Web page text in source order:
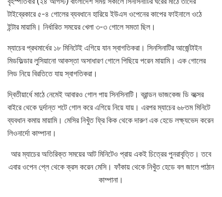
টাইব্রেকারে ৫-৪ গোলের ব্যবধানে হারিয়ে ইউএস ওপেনের কাপের ফাইনালে ওঠে
ইন্টার মায়ামি। নির্ধারিত সময়ের খেলা ৩-৩ গোলে সমতা ছিল।
ম্যাচের প্রথমার্ধের ১৮ মিনিটেই এগিয়ে যান স্বাগতিকরা। সিনসিনাটির আর্জেন্টাইন
মিডফিল্ডার লুসিয়ানো আকস্তা অসাধারণ গোলে পিছিয়ে পরেন মায়ামি। এক গোলের
লিড নিয়ে বিরতিতে যায় স্বাগতিকরা।
দ্বিতীয়ার্ধে মাঠে নেমেই আবারও গোল পায় সিনসিনাটি। ব্রান্ডন ভাজকেজ ডি বক্সের
বাইরে থেকে দুর্দান্ত শটে গোল করে এগিয়ে নিয়ে যায়। এরপর ম্যাচের ৬৮তম মিনিটে
ব্যবধান কমায় মায়ামি। মেসির নিখুঁত ফ্রি কিক থেকে দারুণ এক হেডে লক্ষ্যভেদ করেন
লিওনার্দো কাম্পানা।
আর ম্যাচের অতিরিক্ত সময়ের আট মিনিটেও প্রায় একই চিত্রের পুনরাবৃত্তি। তবে
এবার ওপেন প্লে থেকে ক্রস করেন মেসি। ফাঁকায় থেকে নিখুঁত হেডে বল জালে পাঠান
কাম্পানা।